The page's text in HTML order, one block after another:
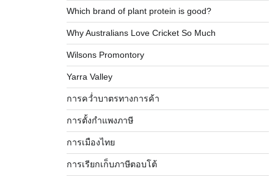
Which brand of plant protein is good?
Why Australians Love Cricket So Much
Wilsons Promontory
Yarra Valley
การคว่ำบาตรทางการค้า
การตั้งกำแพงภาษี
การเมืองไทย
การเรียกเก็บภาษีตอบโต้